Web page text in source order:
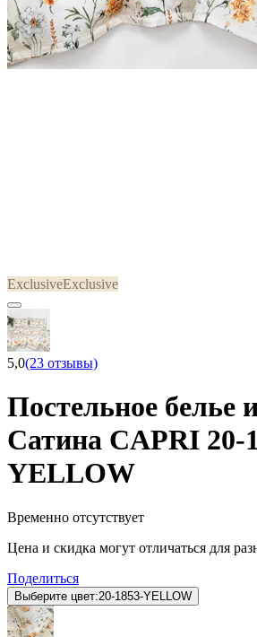
ExclusiveExclusive
5,0(23 отзывы)
Постельное белье
Сатина CAPRI 20-
YELLOW
Временно отсутствует
Цена и скидка могут отличаться для
Поделиться
Выберите цвет:20-1853-YELLOW